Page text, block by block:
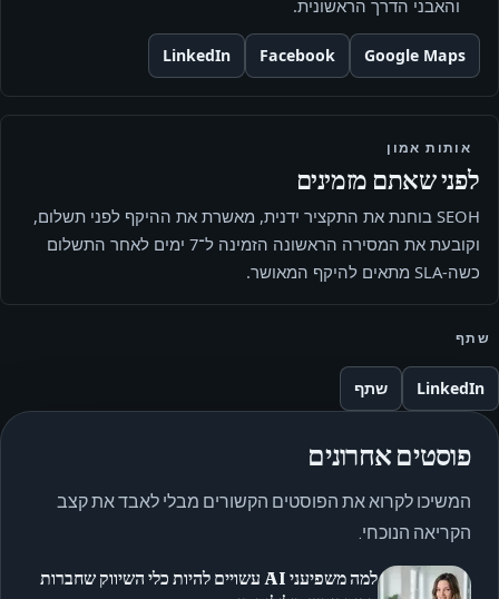
והאבני הדרך הראשונית.
Google Maps
Facebook
LinkedIn
אותות אמון
לפני שאתם מזמינים
SEOH בוחנת את התקציר ידנית, מאשרת את ההיקף לפני תשלום,
וקובעת את המסירה הראשונה הזמינה ל־7 ימים לאחר התשלום
כשה-SLA מתאים להיקף המאושר.
שתף
LinkedIn שתף
פוסטים אחרונים
המשיכו לקרוא את הפוסטים הקשורים מבלי לאבד את קצב
הקריאה הנוכחי.
למה משפיעני AI עשויים להיות כלי השיווק שחברות